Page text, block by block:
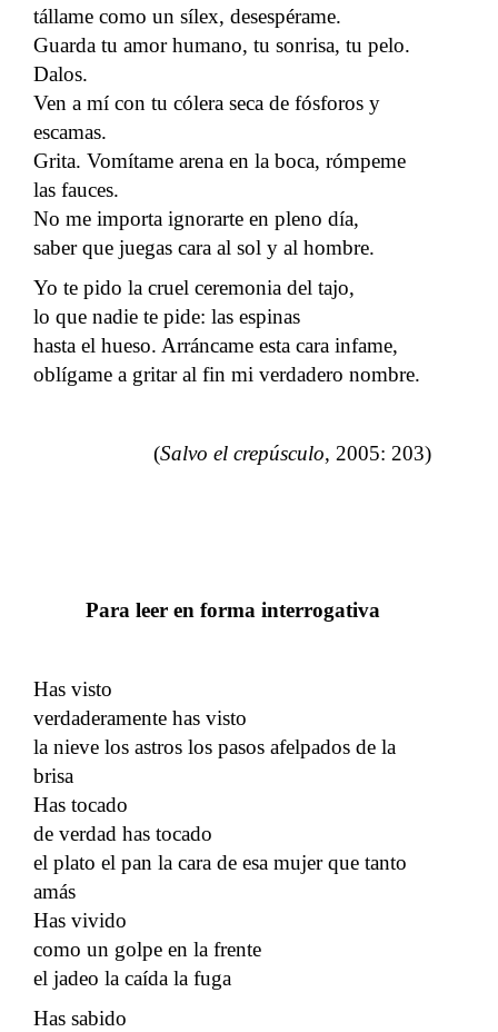
tállame como un sílex, desespérame.
Guarda tu amor humano, tu sonrisa, tu pelo.
Dalos.
Ven a mí con tu cólera seca de fósforos y
escamas.
Grita. Vomítame arena en la boca, rómpeme
las fauces.
No me importa ignorarte en pleno día,
saber que juegas cara al sol y al hombre.
Yo te pido la cruel ceremonia del tajo,
lo que nadie te pide: las espinas
hasta el hueso. Arráncame esta cara infame,
oblígame a gritar al fin mi verdadero nombre.
(Salvo el crepúsculo, 2005: 203)
Para leer en forma interrogativa
Has visto
verdaderamente has visto
la nieve los astros los pasos afelpados de la
brisa
Has tocado
de verdad has tocado
el plato el pan la cara de esa mujer que tanto
amás
Has vivido
como un golpe en la frente
el jadeo la caída la fuga
Has sabido